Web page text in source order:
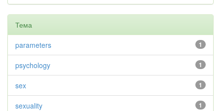
Тема
1
parameters
1
psychology
1
sex
1
sexuality